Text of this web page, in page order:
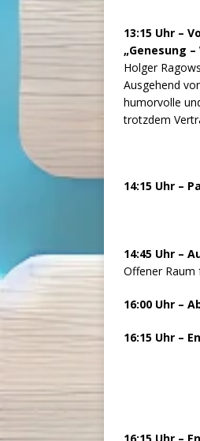
13:15 Uhr –
„Genesung
Holger
Ausgehend
humorvolle
trotzdem
14:15 Uhr –
14:45 Uhr –
Offener Raum
16:00 Uhr –
16:15 Uhr –